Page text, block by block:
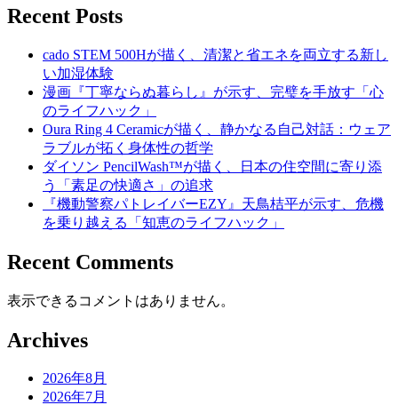
Recent Posts
cado STEM 500Hが描く、清潔と省エネを両立する新し
い加湿体験
漫画『丁寧ならぬ暮らし』が示す、完璧を手放す「心
のライフハック」
Oura Ring 4 Ceramicが描く、静かなる自己対話：ウェア
ラブルが拓く身体性の哲学
ダイソン PencilWash™が描く、日本の住空間に寄り添
う「素足の快適さ」の追求
『機動警察パトレイバーEZY』天鳥桔平が示す、危機
を乗り越える「知恵のライフハック」
Recent Comments
表示できるコメントはありません。
Archives
2026年8月
2026年7月